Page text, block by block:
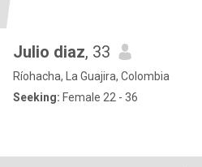
Julio diaz, 33
Ríohacha, La Guajira, Colombia
Seeking: Female 22 - 36